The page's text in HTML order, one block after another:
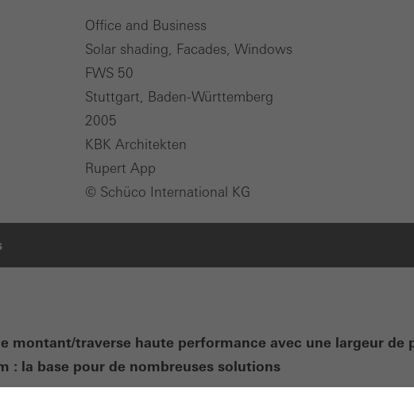
Office and Business
Solar shading, Facades, Windows
FWS 50
Stuttgart, Baden-Württemberg
2005
KBK Architekten
Rupert App
© Schüco International KG
montant/traverse haute performance avec une largeur de
: la base pour de nombreuses solutions
de façade Schüco FWS 50 séduit comme système de base